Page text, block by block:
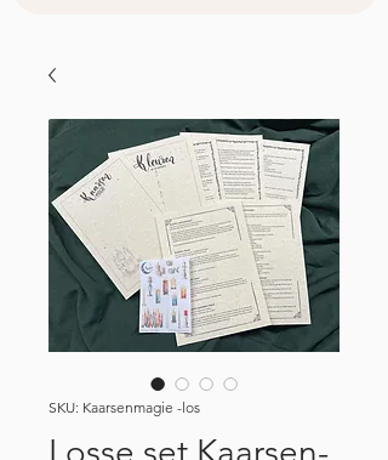
SKU: Kaarsenmagie -los
Losse set Kaarsen-